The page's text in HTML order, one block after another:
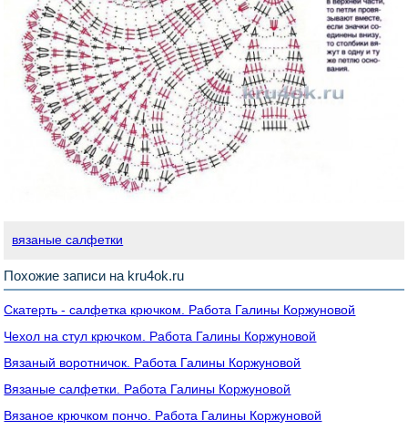
вязаные салфетки
Похожие записи на kru4ok.ru
Скатерть - салфетка крючком. Работа Галины Коржуновой
Чехол на стул крючком. Работа Галины Коржуновой
Вязаный воротничок. Работа Галины Коржуновой
Вязаные салфетки. Работа Галины Коржуновой
Вязаное крючком пончо. Работа Галины Коржуновой